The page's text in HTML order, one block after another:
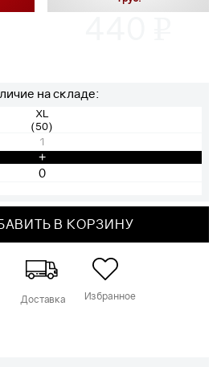
на складе:
XL
(50)
1
+
В КОРЗИНУ
Доставка Избранное